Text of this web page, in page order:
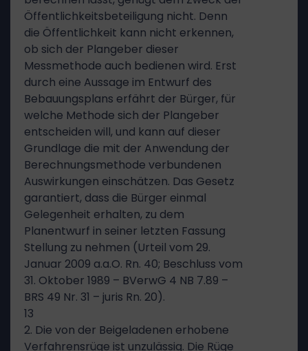
Öffentlichkeitsbeteiligung nicht. Denn
die Öffentlichkeit kann nicht erkennen,
ob sich der Plangeber dieser
Messmethode auch bedienen wird. Erst
durch eine Aussage im Entwurf des
Bebauungsplans erfährt der Bürger, für
welche Methode sich der Plangeber
entscheiden will, und kann auf dieser
Grundlage die mit der Anwendung der
Berechnungsmethode verbundenen
Auswirkungen einschätzen. Das Gesetz
garantiert, dass die Bürger einmal
Gelegenheit erhalten, zu dem
Planentwurf in seiner letzten Fassung
Stellung zu nehmen (Urteil vom 29.
Januar 2009 a.a.O. Rn. 40; Beschluss vom
31. Oktober 1989 – BVerwG 4 NB 7.89 –
BRS 49 Nr. 31 – juris Rn. 20).
13
2. Die von der Beigeladenen erhobene
Verfahrensrüge ist unzulässig. Die Rüge